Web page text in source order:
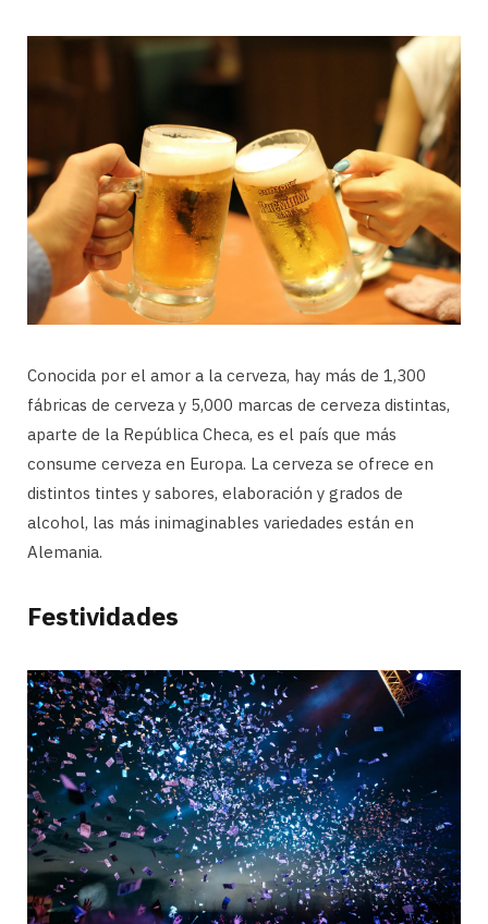
Conocida por el amor a la cerveza, hay más de 1,300
fábricas de cerveza y 5,000 marcas de cerveza distintas,
aparte de la República Checa, es el país que más
consume cerveza en Europa. La cerveza se ofrece en
distintos tintes y sabores, elaboración y grados de
alcohol, las más inimaginables variedades están en
Alemania.
Festividades